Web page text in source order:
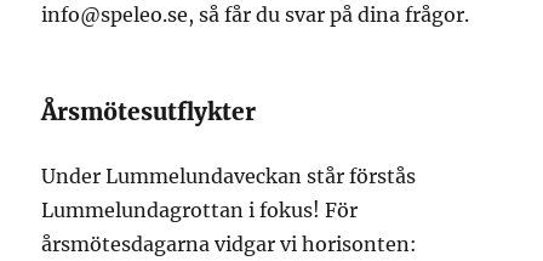
info@speleo.se, så får du svar på dina frågor.
Årsmötesutflykter
Under Lummelundaveckan står förstås
Lummelundagrottan i fokus! För
årsmötesdagarna vidgar vi horisonten: